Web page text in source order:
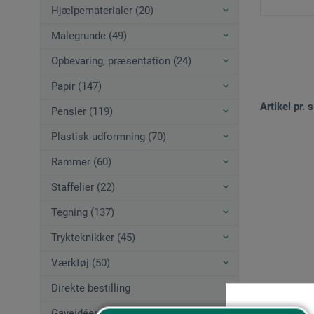
Hjælpematerialer (20)
Malegrunde (49)
Opbevaring, præsentation (24)
Papir (147)
Pensler (119)
Plastisk udformning (70)
Rammer (60)
Staffelier (22)
Tegning (137)
Trykteknikker (45)
Værktøj (50)
Direkte bestilling
Artikel pr.